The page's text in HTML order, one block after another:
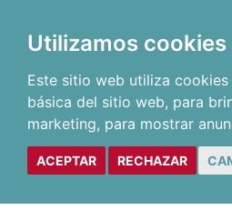
Utilizamos cookies
Este sitio web utiliza
básica del sitio web, para
marketing, para mostrar
ACEPTAR RECHAZAR